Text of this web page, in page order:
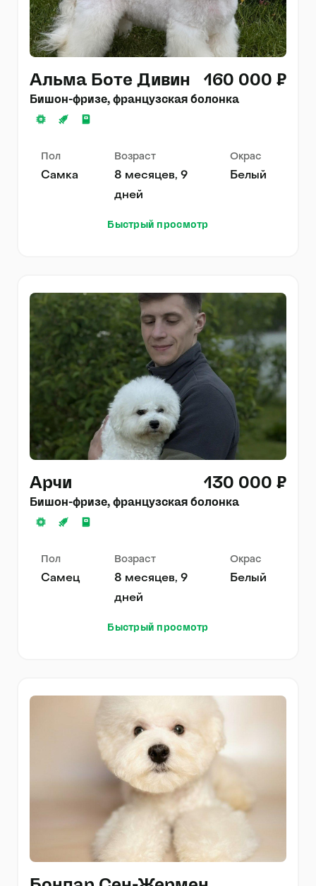
Альма Боте Дивин 160 000 ₽
Бишон-фризе, французская болонка
Пол
Самка
Возраст
8 месяцев, 9
дней
Окрас
Белый
Быстрый просмотр
Арчи 130 000 ₽
Бишон-фризе, французская болонка
Пол
Самец
Возраст
8 месяцев, 9
дней
Окрас
Белый
Быстрый просмотр